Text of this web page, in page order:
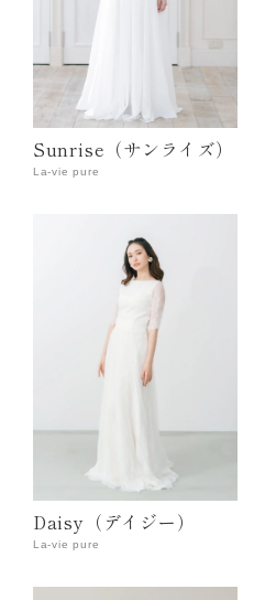
Sunrise（サンライズ）
La-vie pure
Daisy（デイジー）
La-vie pure